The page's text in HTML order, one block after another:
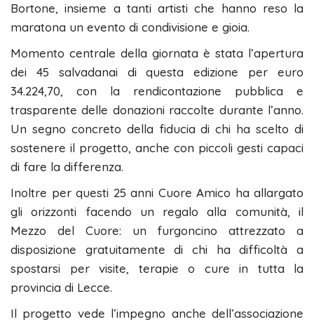
Bortone, insieme a tanti artisti che hanno reso la
maratona un evento di condivisione e gioia.
Momento centrale della giornata è stata l’apertura
dei 45 salvadanai di questa edizione per euro
34.224,70, con la rendicontazione pubblica e
trasparente delle donazioni raccolte durante l’anno.
Un segno concreto della fiducia di chi ha scelto di
sostenere il progetto, anche con piccoli gesti capaci
di fare la differenza.
Inoltre per questi 25 anni Cuore Amico ha allargato
gli orizzonti facendo un regalo alla comunità, il
Mezzo del Cuore: un furgoncino attrezzato a
disposizione gratuitamente di chi ha difficoltà a
spostarsi per visite, terapie o cure in tutta la
provincia di Lecce.
Il progetto vede l’impegno anche dell’associazione